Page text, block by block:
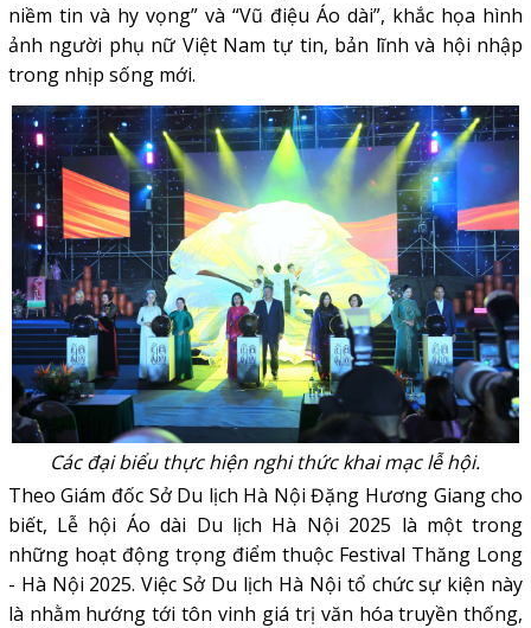
niềm tin và hy vọng” và “Vũ điệu Áo dài”, khắc họa hình
ảnh người phụ nữ Việt Nam tự tin, bản lĩnh và hội nhập
trong nhịp sống mới.
Các đại biểu thực hiện nghi thức khai mạc lễ hội.
Theo Giám đốc Sở Du lịch Hà Nội Đặng Hương Giang cho
biết, Lễ hội Áo dài Du lịch Hà Nội 2025 là một trong
những hoạt động trọng điểm thuộc Festival Thăng Long
- Hà Nội 2025. Việc Sở Du lịch Hà Nội tổ chức sự kiện này
là nhằm hướng tới tôn vinh giá trị văn hóa truyền thống,